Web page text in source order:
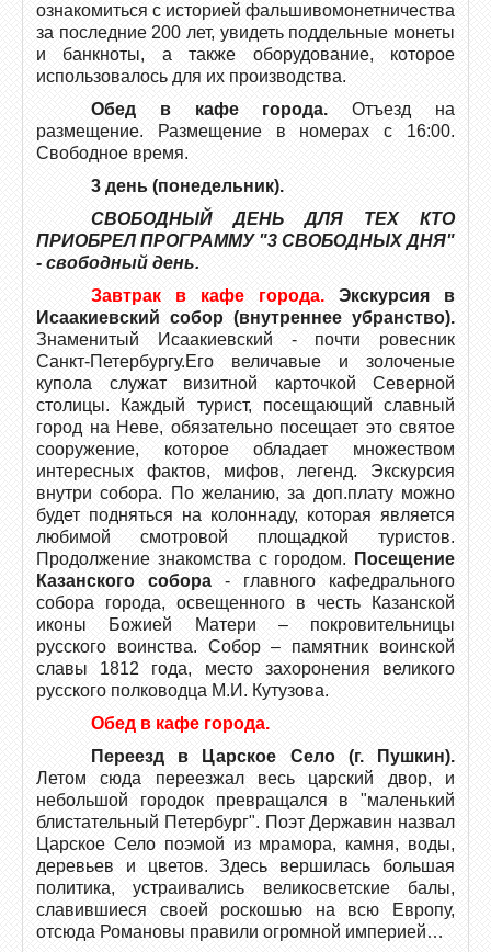
ознакомиться с историей фальшивомонетничества
за последние 200 лет, увидеть поддельные монеты
и банкноты, а также оборудование, которое
использовалось для их производства.
Обед в кафе города.Отъезд на
размещение. Размещение в номерах с 16:00.
Свободное время.
3 день (понедельник).
СВОБОДНЫЙ ДЕНЬ ДЛЯ ТЕХ КТО
ПРИОБРЕЛ ПРОГРАММУ "3 СВОБОДНЫХ ДНЯ"
- свободный день.
Завтрак в кафе города. Экскурсия в
Исаакиевский собор (внутреннее убранство).
Знаменитый Исаакиевский - почти ровесник
Санкт-Петербургу.Его величавые и золоченые
купола служат визитной карточкой Северной
столицы. Каждый турист, посещающий славный
город на Неве, обязательно посещает это святое
сооружение, которое обладает множеством
интересных фактов, мифов, легенд. Экскурсия
внутри собора. По желанию, за доп.плату можно
будет подняться на колоннаду, которая является
любимой смотровой площадкой туристов.
Продолжение знакомства с городом. Посещение
Казанского собора - главного кафедрального
собора города, освещенного в честь Казанской
иконы Божией Матери – покровительницы
русского воинства. Собор – памятник воинской
славы 1812 года, место захоронения великого
русского полководца М.И. Кутузова.
Обед в кафе города.
Переезд в Царское Село (г. Пушкин).
Летом сюда переезжал весь царский двор, и
небольшой городок превращался в "маленький
блистательный Петербург". Поэт Державин назвал
Царское Село поэмой из мрамора, камня, воды,
деревьев и цветов. Здесь вершилась большая
политика, устраивались великосветские балы,
славившиеся своей роскошью на всю Европу,
отсюда Романовы правили огромной империей…